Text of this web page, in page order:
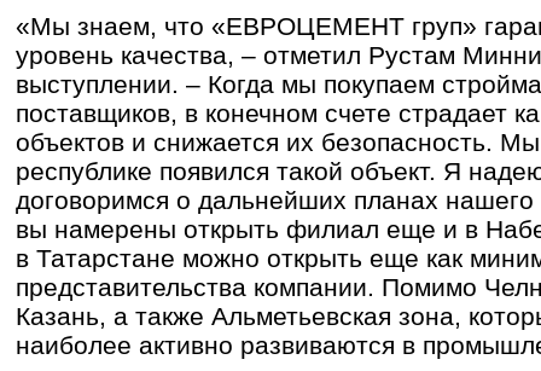
«Мы знаем, что «ЕВРОЦЕМЕНТ груп»
уровень качества, – отметил Рустам
выступлении. – Когда мы покупаем
поставщиков, в конечном счете страдает
объектов и снижается их безопасность.
республике появился такой объект. Я
договоримся о дальнейших планах
вы намерены открыть филиал еще и в
в Татарстане можно открыть еще как
представительства компании. Помимо
Казань, а также Альметьевская зона,
наиболее активно развиваются в